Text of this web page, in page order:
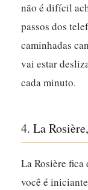
não é difícil
passos dos
caminhadas
vai estar
cada minuto.
4. La
La Rosière fica
você é